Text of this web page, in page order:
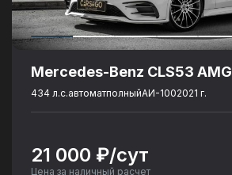
Mercedes-Benz CLS53 AMG
434 л.с.автоматполныйАИ-1002021 г.
21 000 ₽/сут
Цена за наличный расчет